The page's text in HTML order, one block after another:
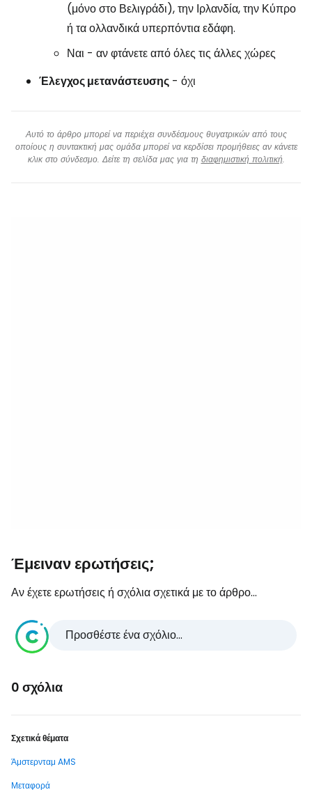
(μόνο στο Βελιγράδι), την Ιρλανδία, την Κύπρο
ή τα ολλανδικά υπερπόντια εδάφη.
Ναι - αν φτάνετε από όλες τις άλλες χώρες
Έλεγχος μετανάστευσης - όχι
Αυτό το άρθρο μπορεί να περιέχει συνδέσμους θυγατρικών από τους
οποίους η συντακτική μας ομάδα μπορεί να κερδίσει προμήθειες αν κάνετε
κλικ στο σύνδεσμο. Δείτε τη σελίδα μας για τη διαφημιστική πολιτική.
Έμειναν ερωτήσεις;
Αν έχετε ερωτήσεις ή σχόλια σχετικά με το άρθρο...
Προσθέστε ένα σχόλιο...
0 σχόλια
Σχετικά θέματα
Άμστερνταμ AMS
Μεταφορά